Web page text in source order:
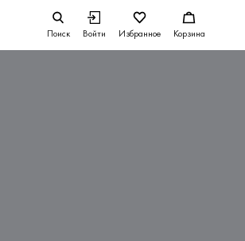
Поиск Войти Избранное Корзина